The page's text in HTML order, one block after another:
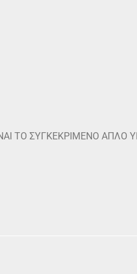
ΤΟ ΣΥΓΚΕΚΡΙΜΕΝΟ ΑΠΛΟ